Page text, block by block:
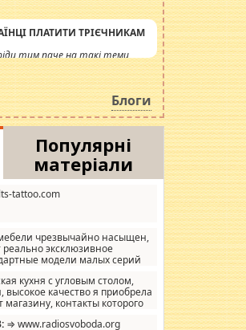
ПЛАТИТИ ТРІЄЧНИКАМ
тим паче на такі теми,
Обурюють сьогоднішні
стипендіального питання.
ще одна соціальна
Блоги
Популярні
матеріали
tattoo.com
чрезвычайно насыщен,
эксклюзивное
модели малых серий
формы, в MebelOk,
- со вкусом все в порядке,
мебель, а это не
кухня с угловым столом,
качество я приобрела
магазину, контакты которого
⇒ www.radiosvoboda.org